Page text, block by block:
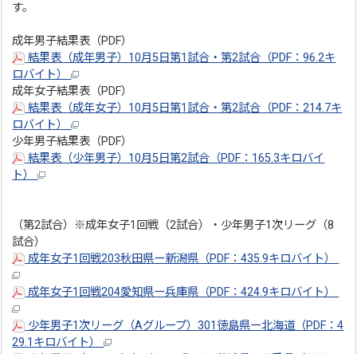
す。
成年男子結果表（PDF）
結果表（成年男子）10月5日第1試合・第2試合（PDF：96.2キ
ロバイト）
成年女子結果表（PDF）
結果表（成年女子）10月5日第1試合・第2試合（PDF：214.7キ
ロバイト）
少年男子結果表（PDF）
結果表（少年男子）10月5日第2試合（PDF：165.3キロバイ
ト）
（第2試合）※成年女子1回戦（2試合）・少年男子1次リーグ（8
試合）
成年女子1回戦203秋田県ー新潟県（PDF：435.9キロバイト）
成年女子1回戦204愛知県ー兵庫県（PDF：424.9キロバイト）
少年男子1次リーグ（Aグループ）301徳島県ー北海道（PDF：4
29.1キロバイト）